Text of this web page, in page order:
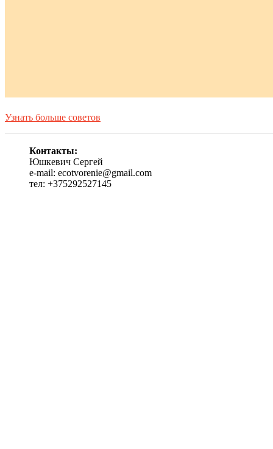
Узнать больше советов
Контакты:
Юшкевич Сергей
e-mail: ecotvorenie@gmail.com
тел: +375292527145